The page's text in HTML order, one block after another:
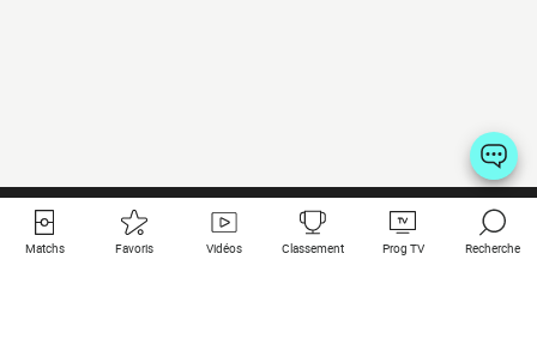
Matchs Favoris Vidéos Classement Prog TV Recherche